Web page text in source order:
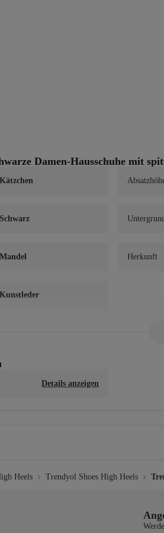
Damen-Hausschuhe mit
Kätzchen
Schwarz
Mandel Herkunft
Kunstleder
30 °C waschen. Kein Bleichmittel
Details anzeigen
Heels Trendyol Shoes High Heels